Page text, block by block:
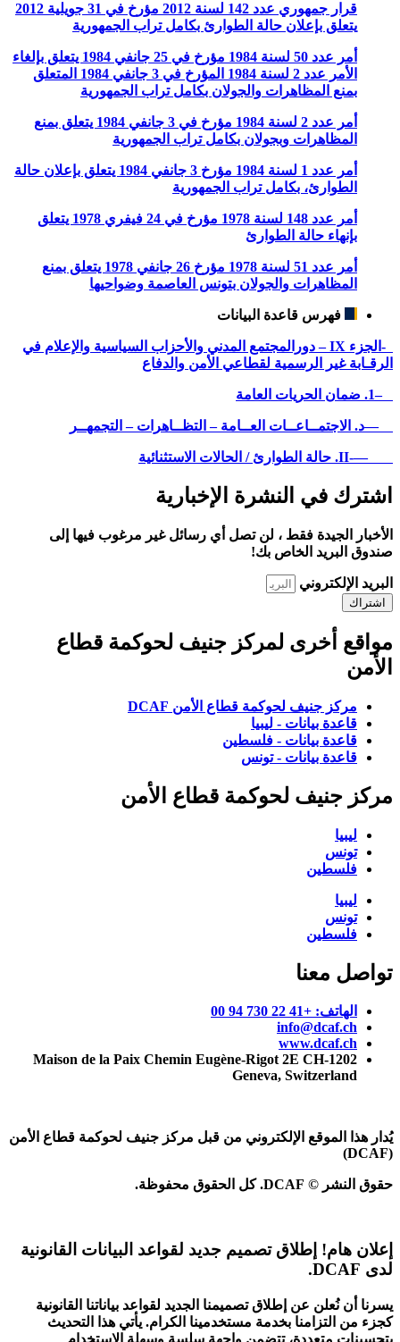
قرار جمهوري عدد 142 لسنة 2012 مؤرخ في 31 جويلية 2012
يتعلق بإعلان حالة الطوارئ بكامل تراب الجمهورية
أمر عدد 50 لسنة 1984 مؤرخ في 25 جانفي 1984 يتعلق بإلغاء
الأمر عدد 2 لسنة 1984 المؤرخ في 3 جانفي 1984 المتعلق
بمنع المظاهرات والجولان بكامل تراب الجمهورية
أمر عدد 2 لسنة 1984 مؤرخ في 3 جانفي 1984 يتعلق بمنع
المظاهرات وبجولان بكامل تراب الجمهورية
أمر عدد 1 لسنة 1984 مؤرخ 3 جانفي 1984 يتعلق بإعلان حالة
الطوارئ، بكامل تراب الجمهورية
أمر عدد 148 لسنة 1978 مؤرخ في 24 فيفري 1978 يتعلق
بإنهاء حالة الطوارئ
أمر عدد 51 لسنة 1978 مؤرخ 26 جانفي 1978 يتعلق بمنع
المظاهرات والجولان بتونس العاصمة وضواحيها
فهرس قاعدة البيانات
-الجزء IX – دورالمجتمع المدني والأحزاب السياسية والإعلام في
الرقـابة غير الرسمية لقطاعي الأمن والدفاع
–1. ضمان الحريات العامة
—د. الاجتمــاعــات العــامة – التظــاهرات – التجمهــر
—-II. حالة الطوارئ / الحالات الاستثنائية
اشترك في النشرة الإخبارية
الأخبار الجيدة فقط ، لن تصل أي رسائل غير مرغوب فيها إلى
صندوق البريد الخاص بك!
البريد الإلكتروني
اشتراك
مواقع أخرى لمركز جنيف لحوكمة قطاع
الأمن
مركز جنيف لحوكمة قطاع الأمن DCAF
قاعدة بيانات - ليبيا
قاعدة بيانات - فلسطين
قاعدة بيانات - تونس
مركز جنيف لحوكمة قطاع الأمن
ليبيا
تونس
فلسطين
ليبيا
تونس
فلسطين
تواصل معنا
الهاتف: +41 22 730 94 00
info@dcaf.ch
www.dcaf.ch
Maison de la Paix Chemin Eugène-Rigot 2E CH-1202
Geneva, Switzerland
يُدار هذا الموقع الإلكتروني من قبل مركز جنيف لحوكمة قطاع الأمن
(DCAF)
حقوق النشر © DCAF. كل الحقوق محفوظة.
إعلان هام! إطلاق تصميم جديد لقواعد البيانات القانونية
لدى DCAF.
يسرنا أن نُعلن عن إطلاق تصميمنا الجديد لقواعد بياناتنا القانونية
كجزء من التزامنا بخدمة مستخدمينا الكرام. يأتي هذا التحديث
بتحسينات متعددة، تتضمن واجهة سلسة وسهلة الاستخدام